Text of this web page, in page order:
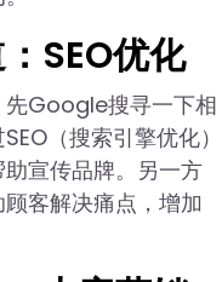
SEO优化
先Google搜寻一下相
（搜索引擎优化）
宣传品牌。另一方
客解决痛点，增加